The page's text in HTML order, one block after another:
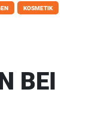
KOSMETIK
BEI